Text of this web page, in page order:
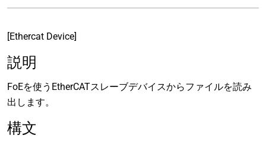
[Ethercat Device]
説明
FoEを使うEtherCATスレーブデバイスからファイルを読み
出します。
構文